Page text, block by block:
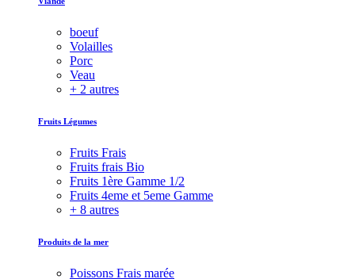
boeuf
Volailles
Porc
Veau
+ 2 autres
Fruits Légumes
Fruits Frais
Fruits frais Bio
Fruits 1ère Gamme 1/2
Fruits 4eme et 5eme Gamme
+ 8 autres
Produits de la mer
Poissons Frais marée